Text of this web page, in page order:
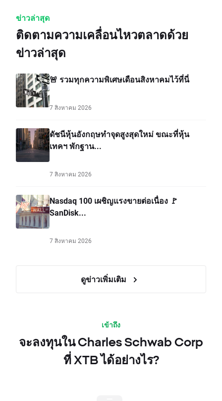
ข่าวล่าสุด
ติดตามความเคลื่อนไหวตลาดด้วย
ข่าวล่าสุด
🚨 รวมทุกความพิเศษเดือนสิงหาคมไว้ที่นี่
7 สิงหาคม 2026
ดัชนีหุ้นอังกฤษทำจุดสูงสุดใหม่ ขณะที่หุ้น
เทคฯ พักฐาน...
7 สิงหาคม 2026
Nasdaq 100 เผชิญแรงขายต่อเนื่อง 🚩
SanDisk...
7 สิงหาคม 2026
ดูข่าวเพิ่มเติม
เข้าถึง
จะลงทุนใน Charles Schwab Corp
ที่ XTB ได้อย่างไร?